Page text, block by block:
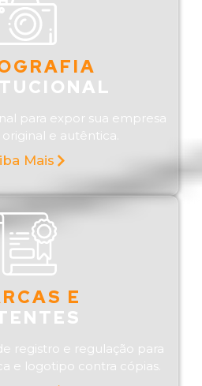
para expor sua empresa
e autêntica.
Mais
E
registro e regulação para
e logotipo contra cópias.